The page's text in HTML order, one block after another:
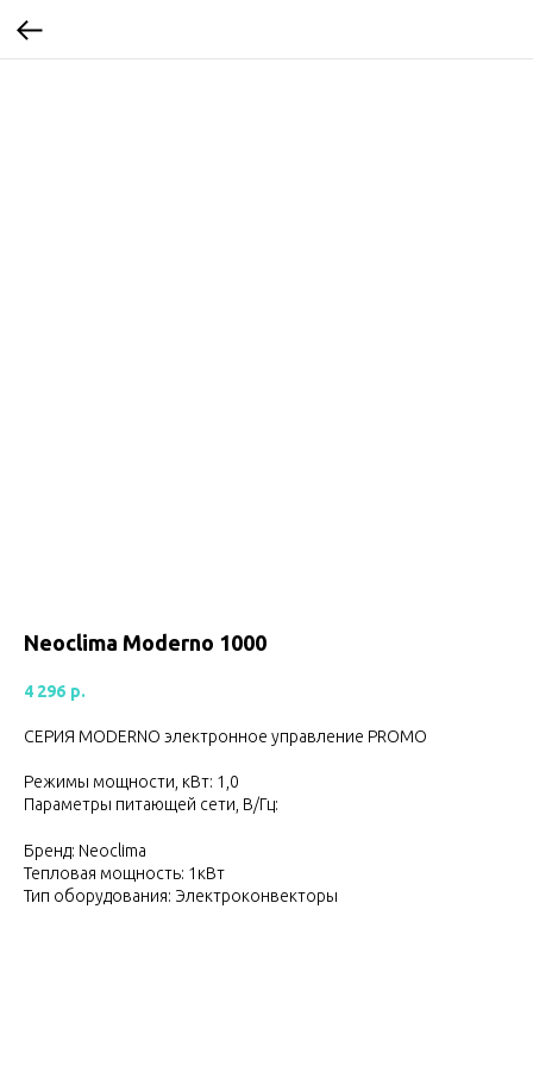
Neoclima Moderno 1000
4 296 р.
СЕРИЯ MODERNO электронное управление PROMO
Режимы мощности, кВт: 1,0
Параметры питающей сети, В/Гц:
Бренд: Neoclima
Тепловая мощность: 1кВт
Тип оборудования: Электроконвекторы